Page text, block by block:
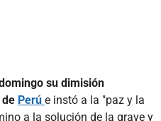
su dimisión
Perú e instó a la "paz y la
a la solución de la grave y